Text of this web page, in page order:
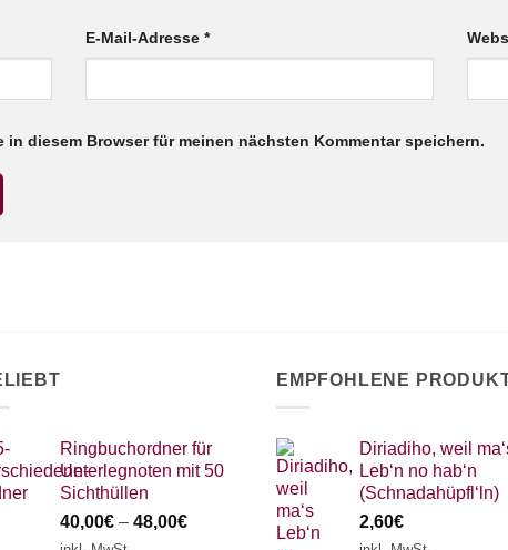
E-Mail-Adresse*
in diesem Browser für meinen nächsten Kommentar speichern.
Ringbuchordner für
Unterlegnoten mit 50
Sichthüllen
40,00€ – 48,00€
EMPFOHLENE
Diriadiho, weil
Leb‘n no hab‘n
(Schnadahüpfl‘ln)
2,60€